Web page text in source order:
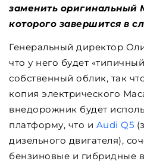
заменить оригинальный
которого завершится в
Генеральный директор
что у него будет
собственный облик, так
копия электрического
внедорожник будет
платформу, что и Audi Q5
дизельного двигателя),
бензиновые и гибридные